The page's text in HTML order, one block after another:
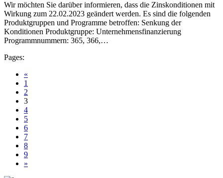
Wir möchten Sie darüber informieren, dass die Zinskonditionen mit
Wirkung zum 22.02.2023 geändert werden. Es sind die folgenden
Produktgruppen und Programme betroffen: Senkung der
Konditionen Produktgruppe: Unternehmensfinanzierung
Programmnummern: 365, 366,…
Pages:
«
1
2
3
4
5
6
7
8
9
»